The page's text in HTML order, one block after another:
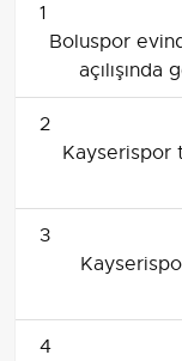
1
Boluspor
2
Kayserispor
3
4